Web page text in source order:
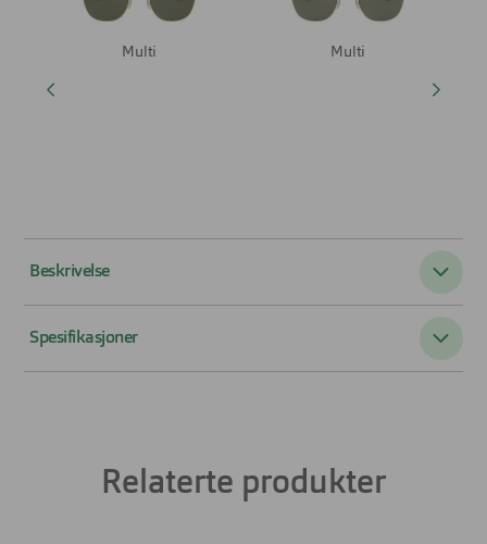
Multi Multi
Beskrivelse
Spesifikasjoner
Glassmateriale:Relaterte produkter